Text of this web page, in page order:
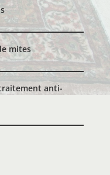
mites
anti-